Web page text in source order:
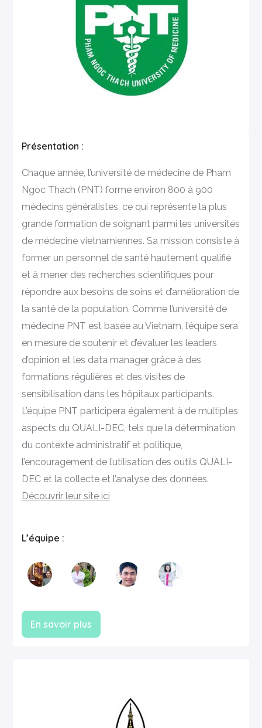
Présentation :
Chaque année, l’université de médecine de Pham
Ngoc Thach (PNT) forme environ 800 à 900
médecins généralistes, ce qui représente la plus
grande formation de soignant parmi les universités
de médecine vietnamiennes. Sa mission consiste à
former un personnel de santé hautement qualifié
et à mener des recherches scientifiques pour
répondre aux besoins de soins et d’amélioration de
la santé de la population. Comme l’université de
médecine PNT est basée au Vietnam, l’équipe sera
en mesure de soutenir et d’évaluer les leaders
d’opinion et les data manager grâce à des
formations régulières et des visites de
sensibilisation dans les hôpitaux participants.
L’équipe PNT participera également à de multiples
aspects du QUALI-DEC, tels que la détermination
du contexte administratif et politique,
l’encouragement de l’utilisation des outils QUALI-
DEC et la collecte et l’analyse des données.
Découvrir leur site ici
L’équipe :
En savoir plus